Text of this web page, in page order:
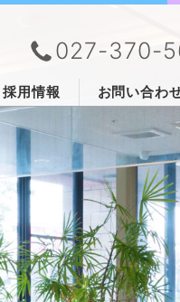
027-370-
採用情報 お問い合わ